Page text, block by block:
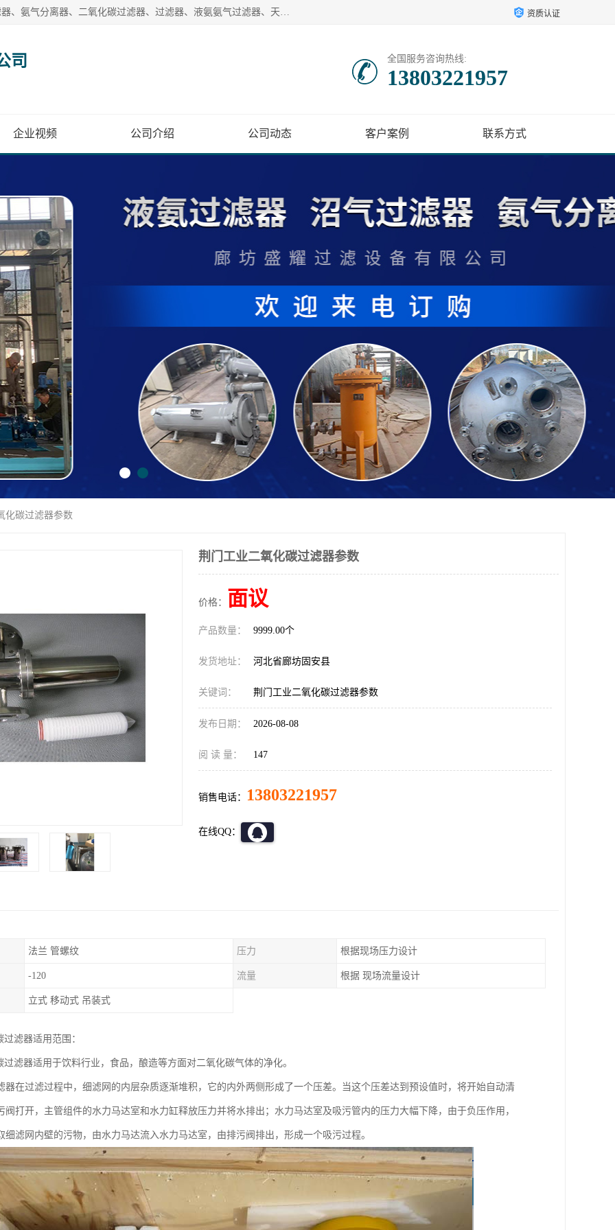
廊坊盛耀过滤设备有限公司主营产品：液氨过滤器、沼气过滤器、氨气分离器、二氧化碳过滤器、过滤器、液氨氨气过滤器、天然气过滤器、管道过滤器、*过滤器、液氨除油除水过滤器、氨气除油除水过滤器、焦炉煤气除焦油过滤器等。 资质认证
司 全国服务咨询热线:
13803221957
企业视频 公司介绍 公司动态 客户案例 联系方式
化碳过滤器参数
荆门工业二氧化碳过滤器参数
价格： 面议
产品数量： 9999.00个
发货地址： 河北省廊坊固安县
关键词： 荆门工业二氧化碳过滤器参数
发布日期： 2026-08-08
阅 读 量： 147
销售电话： 13803221957
在线QQ：
法兰 管螺纹 压力 根据现场压力设计
-120 流量 根据 现场流量设计
立式 移动式 吊装式
过滤器适用范围：
过滤器适用于饮料行业，食品，酿造等方面对二氧化碳气体的净化。
器在过滤过程中，细滤网的内层杂质逐渐堆积，它的内外两侧形成了一个压差。当这个压差达到预设值时，将开始自动清
阀打开，主管组件的水力马达室和水力缸释放压力并将水排出；水力马达室及吸污管内的压力大幅下降，由于负压作用，
细滤网内壁的污物，由水力马达流入水力马达室，由排污阀排出，形成一个吸污过程。